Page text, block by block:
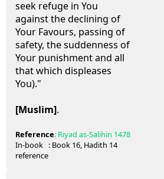
seek refuge in You
against the declining of
Your Favours, passing of
safety, the suddenness of
Your punishment and all
that which displeases
You)."
[Muslim].
Reference: Riyad as-Salihin 1478
In-book
reference
: Book 16, Hadith 14